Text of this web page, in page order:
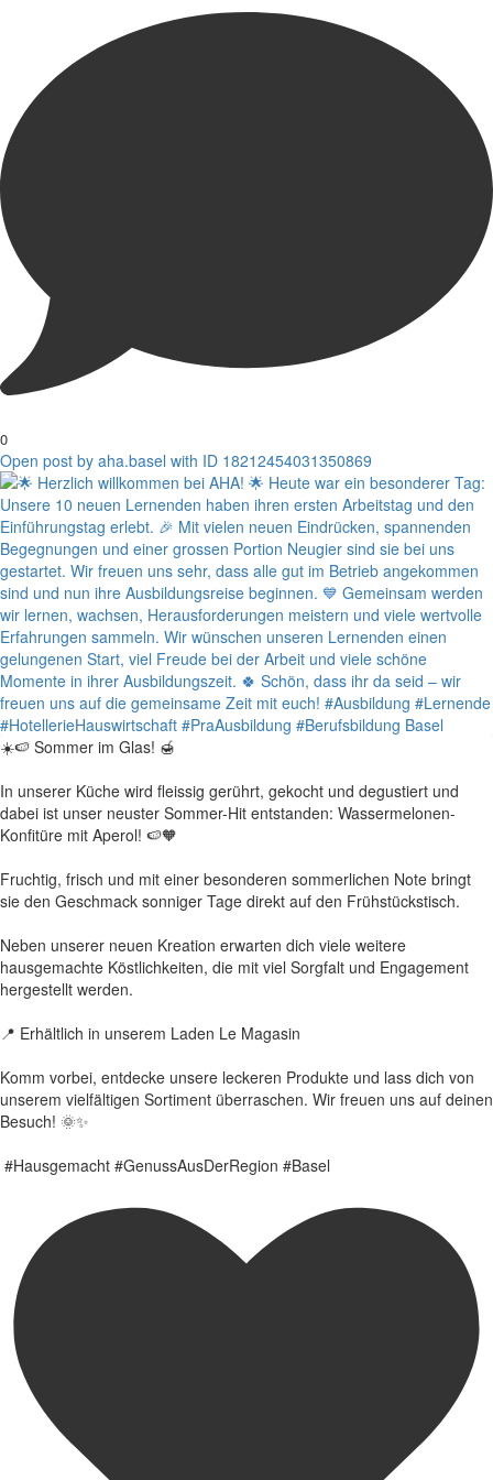
0
Open post by aha.basel with ID 18212454031350869
☀️🍉 Sommer im Glas! 🍯
In unserer Küche wird fleissig gerührt, gekocht und degustiert und
dabei ist unser neuster Sommer-Hit entstanden: Wassermelonen-
Konfitüre mit Aperol! 🍉🧡
Fruchtig, frisch und mit einer besonderen sommerlichen Note bringt
sie den Geschmack sonniger Tage direkt auf den Frühstückstisch.
Neben unserer neuen Kreation erwarten dich viele weitere
hausgemachte Köstlichkeiten, die mit viel Sorgfalt und Engagement
hergestellt werden.
📍 Erhältlich in unserem Laden Le Magasin
Komm vorbei, entdecke unsere leckeren Produkte und lass dich von
unserem vielfältigen Sortiment überraschen. Wir freuen uns auf deinen
Besuch! 🌞✨
#Hausgemacht #GenussAusDerRegion #Basel